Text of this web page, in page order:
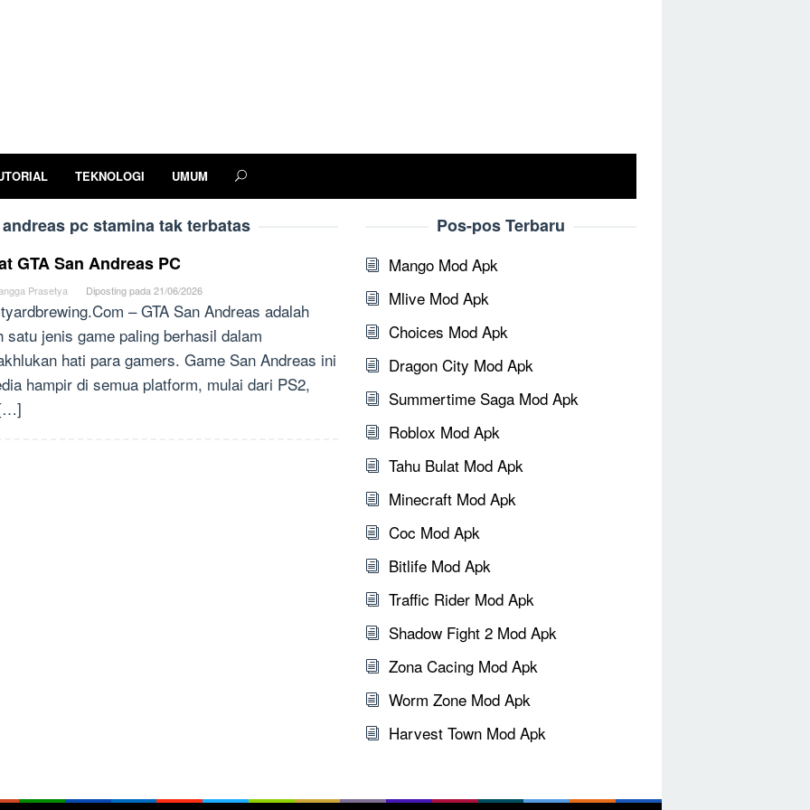
TEKNOLOGI UMUM
pc stamina tak terbatas
GTA San Andreas PC
Prasetya Diposting pada 21/06/2026
– GTA San Andreas adalah
satu jenis game paling berhasil dalam
hati para gamers. Game San Andreas ini
hampir di semua platform, mulai dari PS2,
Pos-pos Terbaru
Mango Mod Apk
Mlive Mod Apk
Choices Mod Apk
Dragon City Mod Apk
Summertime Saga Mod Apk
Roblox Mod Apk
Tahu Bulat Mod Apk
Minecraft Mod Apk
Coc Mod Apk
Bitlife Mod Apk
Traffic Rider Mod Apk
Shadow Fight 2 Mod Apk
Zona Cacing Mod Apk
Worm Zone Mod Apk
Harvest Town Mod Apk